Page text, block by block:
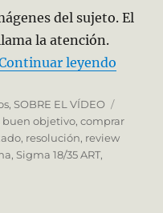
del sujeto. El
la atención.
leyendo
, SOBRE EL VÍDEO
buen objetivo,comprar
, resolución, review
, Sigma 18/35 ART,